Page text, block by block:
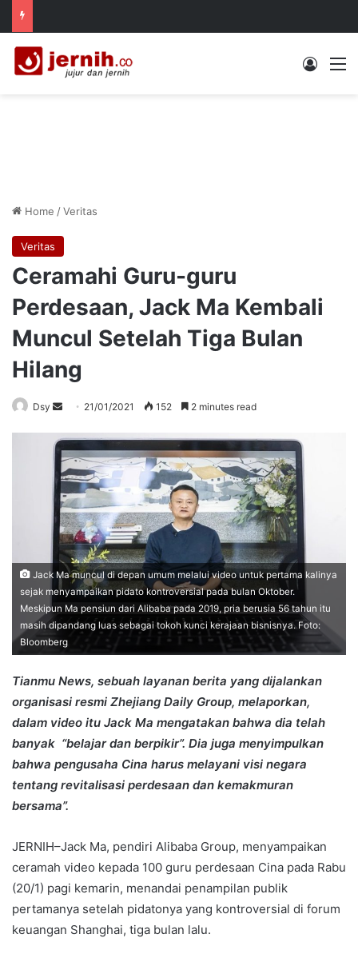
Log In
Home /Veritas
Veritas
Ceramahi Guru-guru
Perdesaan, Jack Ma Kembali
Muncul Setelah Tiga Bulan
Hilang
Dsy
Send
email
21/01/2021 152 2 minutes read
Jack Ma muncul di depan umum melalui video untuk pertama kalinya
sejak menyampaikan pidato kontroversial pada bulan Oktober.
Meskipun Ma pensiun dari Alibaba pada 2019, pria berusia 56 tahun itu
masih dipandang luas sebagai tokoh kunci kerajaan bisnisnya. Foto:
Bloomberg
Tianmu News, sebuah layanan berita yang dijalankan
organisasi resmi Zhejiang Daily Group, melaporkan,
dalam video itu Jack Ma mengatakan bahwa dia telah
banyak “belajar dan berpikir”. Dia juga menyimpulkan
bahwa pengusaha Cina harus melayani visi negara
tentang revitalisasi perdesaan dan kemakmuran
bersama”.
JERNIH–Jack Ma, pendiri Alibaba Group, menyampaikan
ceramah video kepada 100 guru perdesaan Cina pada Rabu
(20/1) pagi kemarin, menandai penampilan publik
pertamanya setelah pidatonya yang kontroversial di forum
keuangan Shanghai, tiga bulan lalu.